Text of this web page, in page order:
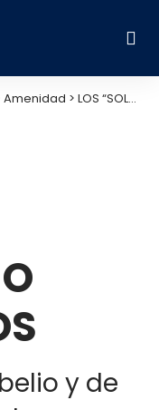
Amenidad > LOS “SOLO JESÚS”, UNITARIOS O UNICITARIOS
y de